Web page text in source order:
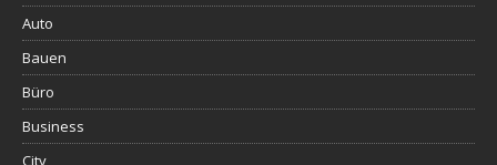
Auto
Bauen
Büro
Business
City